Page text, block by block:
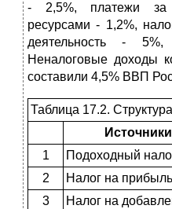
- 2,5%, платежи за
ресурсами - 1,2%,
деятельность -
Неналоговые доходы
составили 4,5% ВВП
Таблица 17.2.
1
Подоходный
2
Налог на прибыль
3
Налог на